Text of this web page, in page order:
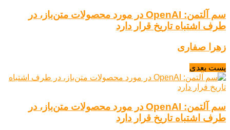
سم آلتمن: OpenAI در مورد محصولات متن‌باز، در
طرف اشتباه تاریخ قرار دارد
زهرا صفاری
پست بعدی
سم آلتمن: OpenAI در مورد محصولات متن‌باز، در
طرف اشتباه تاریخ قرار دارد